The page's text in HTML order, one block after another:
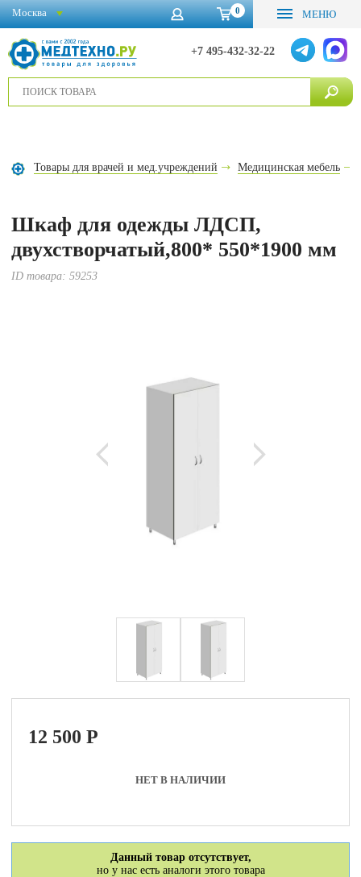
0 МЕНЮ
+7 495-432-32-22
Москва
Товары для врачей и мед.учреждений Медицинская мебель
Шкаф для одежды ЛДСП,
двухстворчатый,800* 550*1900 мм
ID товара:59253
12 500P
НЕТ В НАЛИЧИИ
Данный товар отсутствует,
но у нас есть аналоги этого товара